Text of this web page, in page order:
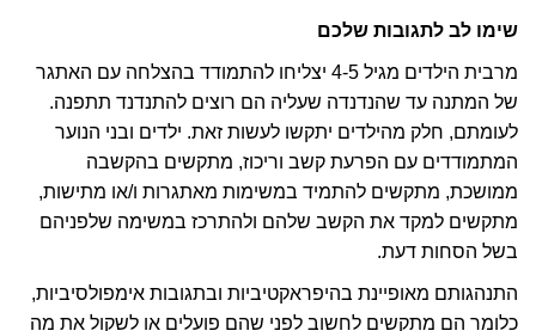
שימו לב לתגובות שלכם
מרבית הילדים מגיל 4-5 יצליחו להתמודד בהצלחה עם האתגר
של המתנה עד שהנדנדה שעליה הם רוצים להתנדנד תתפנה.
לעומתם, חלק מהילדים יתקשו לעשות זאת. ילדים ובני הנוער
המתמודדים עם הפרעת קשב וריכוז, מתקשים בהקשבה
ממושכת, מתקשים להתמיד במשימות מאתגרות ו/או מתישות,
מתקשים למקד את הקשב שלהם ולהתרכז במשימה שלפניהם
בשל הסחות דעת.
התנהגותם מאופיינת בהיפראקטיביות ובתגובות אימפולסיביות,
כלומר הם מתקשים לחשוב לפני שהם פועלים או לשקול את מה